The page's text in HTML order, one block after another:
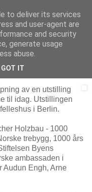
av en utstilling
til idag. Utstillingen
i Berlin.
Holzbau - 1000
trebygg, 1000 års
Byens
ambassaden i
Audun Engh, Arne
to deliver its services
and user-agent are
and security
generate usage
abuse.
GOT IT